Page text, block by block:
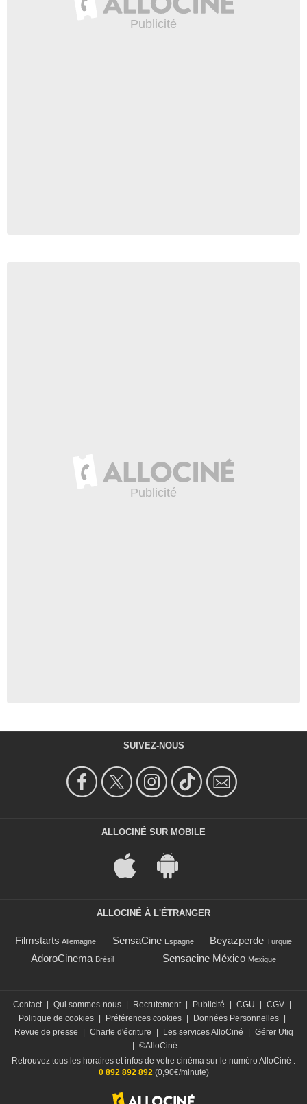
SUIVEZ-NOUS
ALLOCINÉ SUR MOBILE
ALLOCINÉ À L'ÉTRANGER
Filmstarts Allemagne SensaCine Espagne Beyazperde Turquie
AdoroCinema Brésil Sensacine México Mexique
Contact Qui sommes-nous Recrutement Publicité CGU CGV
Politique de cookies
Préférences cookies Données Personnelles
Revue de presse
Charte d'écriture Les services AlloCiné
Gérer Utiq
©AlloCiné
Retrouvez tous les horaires et infos de votre cinéma sur le numéro AlloCiné :
0 892 892 892(0,90€/minute)